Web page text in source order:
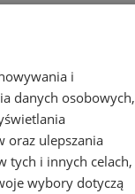
i
danych osobowych,
oraz ulepszania
tych i innych celach,
wybory dotyczą